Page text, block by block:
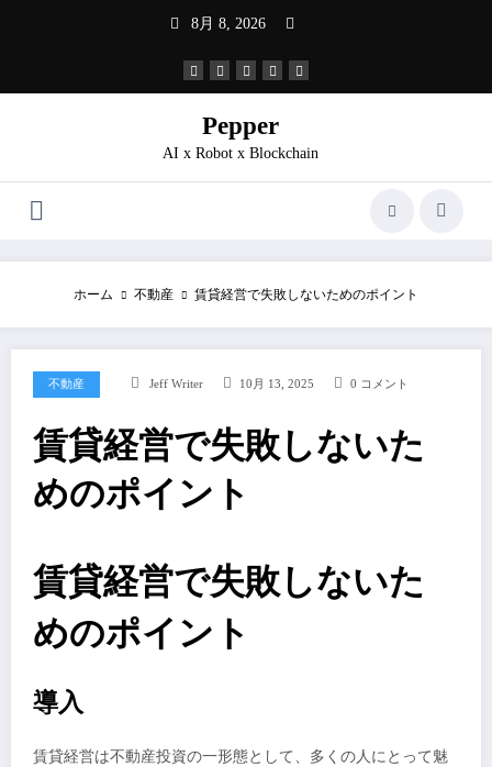
ツ
8月 8, 2026
Pepper
AI x Robot x Blockchain
ホーム 不動産 賃貸経営で失敗しないためのポイント
不動産 Jeff Writer 10月 13, 2025 0 コメント
賃貸経営で失敗しないた
めのポイント
賃貸経営で失敗しないた
めのポイント
導入
賃貸経営は不動産投資の一形態として、多くの人にとって魅